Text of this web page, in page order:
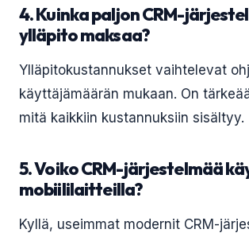
4. Kuinka paljon CRM-
ylläpito maksaa?
Ylläpitokustannukset vaihtelevat
käyttäjämäärän mukaan. On
mitä kaikkiin kustannuksiin sisältyy.
5. Voiko CRM-järjestelmää
mobiililaitteilla?
Kyllä, useimmat modernit CRM-